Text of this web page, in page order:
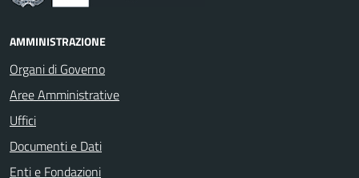
AMMINISTRAZIONE
Organi di Governo
Aree Amministrative
Uffici
Documenti e Dati
Enti e Fondazioni